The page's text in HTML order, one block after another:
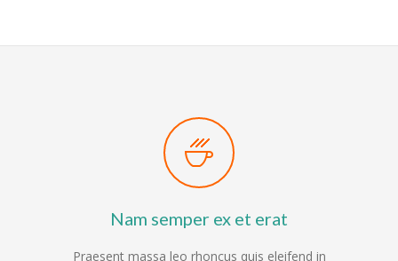
-- Datenschutz
-- Schulferien
-- Bildungsregion Kreis Soest
Nam semper ex et erat
Praesent massa leo rhoncus quis eleifend in